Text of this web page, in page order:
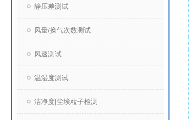
静压差测试
风量/换气次数测试
风速测试
温湿度测试
洁净度|尘埃粒子检测